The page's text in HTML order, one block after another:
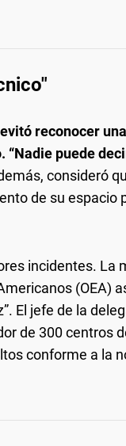
reconocer
puede
consideró
de su espacio
incidentes. La
(OEA)
El jefe de la
de 300 centros
conforme a la